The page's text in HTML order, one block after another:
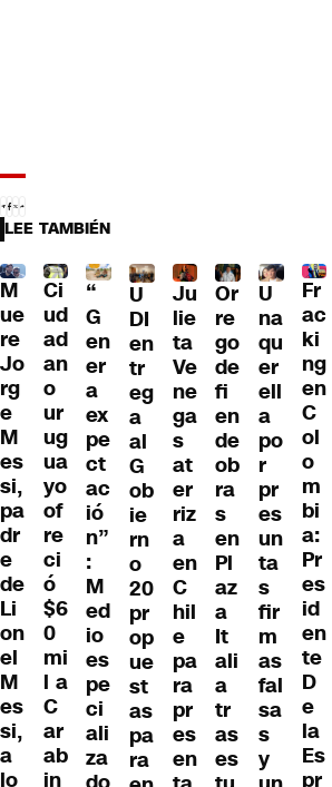
LEE TAMBIÉN
M
ue
re
Jo
rg
e
M
es
si,
pa
dr
e
de
Li
on
el
M
es
si,
a
lo
Ci
ud
ad
an
o
ur
ug
ua
yo
of
re
ci
ó
$6
0
mi
l a
C
ar
ab
in
“
G
en
er
a
ex
pe
ct
ac
ió
n”
:
M
ed
io
es
pe
ci
ali
za
U
DI
en
tr
eg
a
al
G
ob
ie
rn
o
20
pr
op
ue
st
as
pa
ra
Ju
lie
ta
Ve
ne
ga
s
at
er
riz
a
en
C
hil
e
pa
ra
pr
es
en
Or
re
go
de
fi
en
de
ob
ra
s
en
Pl
az
a
It
ali
a
tr
as
es
U
na
qu
er
ell
a
po
r
pr
es
un
ta
s
fir
m
as
fal
sa
s
y
Fr
ac
ki
ng
en
C
ol
o
m
bi
a:
Pr
es
id
en
te
D
e
la
Es
pr